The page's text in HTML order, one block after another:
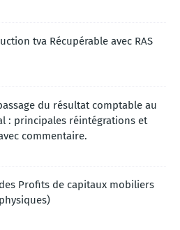
tva Récupérable avec RAS
du résultat comptable au
: principales réintégrations et
commentaire.
Profits de capitaux mobiliers